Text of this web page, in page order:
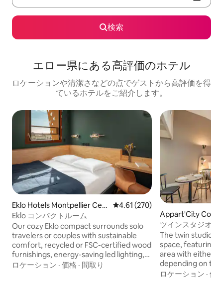
検索
エロー県にある高⁠評⁠価⁠のホ⁠テ⁠ル
ロケーションや清潔さなどの点でゲストから高評価を得
ているホテルをご紹介します。
Eklo Hotels Montpellier Cen
tre Gare Saint-Roch
レビュー270件、5つ星中4.61つ
4.61 (270)
Eklo コンパクトルーム
Our cozy Eklo compact surrounds solo
travelers or couples with sustainable
comfort, recycled or FSC-certified wood
furnishings, energy-saving led lighting,
water-saving fixtures, efficient air-
ロケーション · 価格 · 間取り
Appart'City
ellier Gare Saint
ツインスタジオ
The twin studio is
space, featuring
area with either a
depending on the
amenities like a
ロケーション ·価